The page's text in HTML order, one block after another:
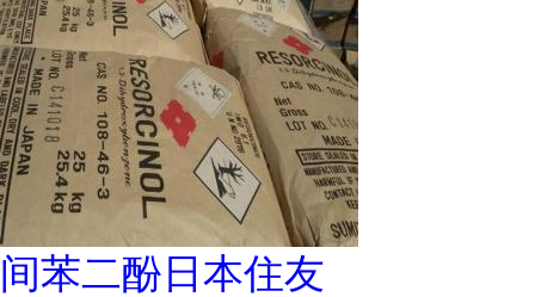
间苯二酚日本住友